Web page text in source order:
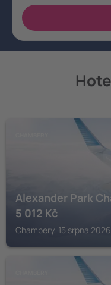
Alexander Park
5 012 Kč
Chambery, 15 srpna